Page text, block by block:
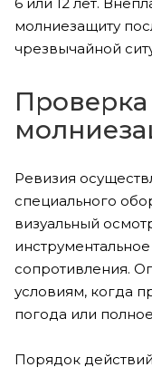
молниезащиту
чрезвычайной
Ревизия
специального
визуальный
сопротивления.
условиям, когда
погода или
Порядок